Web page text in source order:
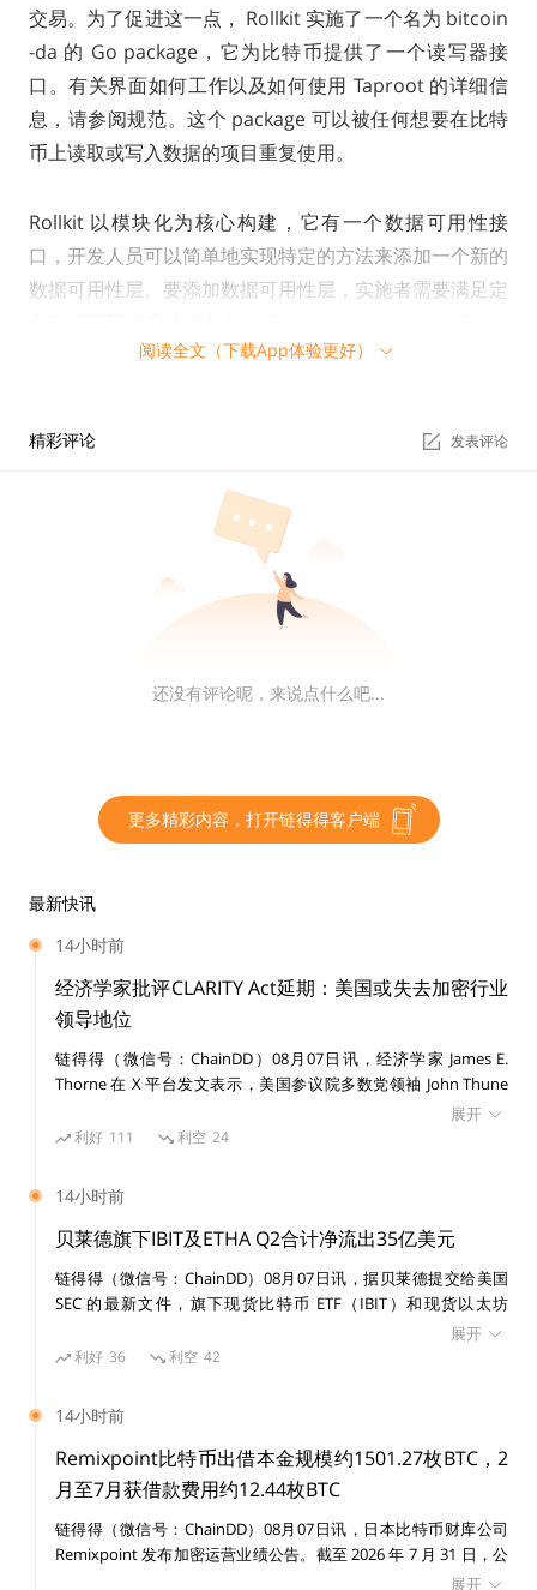
交易。为了促进这一点， Rollkit 实施了一个名为 bitcoin
-da‌ 的 Go package‌，它为比特币提供了一个读写器接
口。有关界面如何工作以及如何使用 Taproot 的详细信
息，请参阅规范‌。这个 package 可以被任何想要在比特
币上读取或写入数据的项目重复使用。
Rollkit 以模块化为核心构建，它有一个数据可用性接
口，开发人员可以简单地实现特定的方法来添加一个新的
数据可用性层。要添加数据可用性层，实施者需要满足定
接口以及定义如何同步区块的 BlockRetriever 接口。这
比特币网络上的 EVM demo
Rollkit 支持自定义执行层，包括 EVM、CosmWasm 或
试网络上运行 EVM（使用了 Ethermint） 作为主权 Roll
就像 Ordinals 以及比特币 NFT 引起的争议一样，Rollkit
以及基于比特币网络的主权 rollup 想法同样会占用原本
就不充裕的比特币区块空间，从而进一步导致比特币网络
变得拥挤。
对于很多比较传统的比特币最大主义者（BTC maxis）来
说，这样的发展可能是不受欢迎的。
学教授 David Tse 也发表了他的看法：
“即使是 4MB 区块，比特币网络的总吞吐量也低于每秒 5
6 kbits，直接存储数据的空间不大。”
而 Eigenlayer 创始人 Sreeram Kannan ‌则更详细地对该
主权 Rollup 的想法发表了他的看法：
“我不打算谈这个术语，但想谈谈安全属性，以及它是否
能从比特币网络借用安全性。
阅读全文（下载App体验更好）
精彩评论 发表评论
还没有评论呢，来说点什么吧...
更多精彩内容，打开链得得客户端
最新快讯
14小时前
经济学家批评CLARITY Act延期：美国或失去加密行业
领导地位
链得得（微信号：ChainDD）08月07日讯，经济学家 James E.
Thorne 在 X 平台发文表示，美国参议院多数党领袖 John Thune
将《CLARITY Act》投票推迟至 9 月，意味着反对创新的进步派阵
营再次占了上风。 Thorne 认为，推迟释放出的信号是维护现有利
要。法案继续拖延，执法则填补本应由法律覆盖的空白，最终结果
可能是美国无法在加密行业中取得领导地位。创新将流向海外，而
全球其他地区在更清晰的监管制度下继续推进，美国自己的创新体
展开
利好 111 利空 24
14小时前
贝莱德旗下IBIT及ETHA Q2合计净流出35亿美元
链得得（微信号：ChainDD）08月07日讯，据贝莱德提交给美国
SEC 的最新文件，旗下现货比特币 ETF（IBIT）和现货以太坊
ETF（ETHA）2026 年第二季度合计录得约 35 亿美元资本份额净流
出，而上年同期为 139 亿美元净流入，同比出现约 174 亿美元反
亿美元。此外，IBIT 第二季度共有 106,148 枚 BTC、ETHA 共有
770,839 枚 ETH 被用于 ETF 份额赎回。
展开
利好 36 利空 42
14小时前
Remixpoint比特币出借本金规模约1501.27枚BTC，2
月至7月获借款费用约12.44枚BTC
链得得（微信号：ChainDD）08月07日讯，日本比特币财库公司
Remixpoint 发布加密运营业绩公告。截至 2026 年 7 月 31 日，公
司比特币出借本金规模约 1501.27 枚 BTC，2 月至 7 月期间累计获
展开